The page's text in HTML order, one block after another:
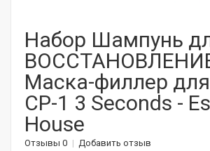
Корейская косметика
Актуальная косметика для лица и тела
Натуральные растительные средства
Витамины для волос
Набор Шампунь
Маска-филлер
CP-1 3 Seconds -
House
Отзывы 0 Добавить отзыв